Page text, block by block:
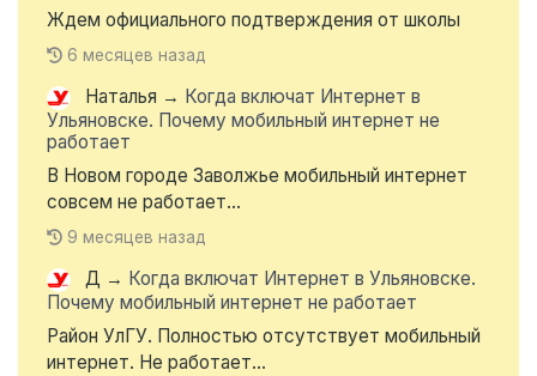
Ждем официального подтверждения от школы
6 месяцев назад
Наталья → Когда включат Интернет в
Ульяновске. Почему мобильный интернет не
работает
В Новом городе Заволжье мобильный интернет
совсем не работает...
9 месяцев назад
Д → Когда включат Интернет в Ульяновске.
Почему мобильный интернет не работает
Район УлГУ. Полностью отсутствует мобильный
интернет. Не работает...